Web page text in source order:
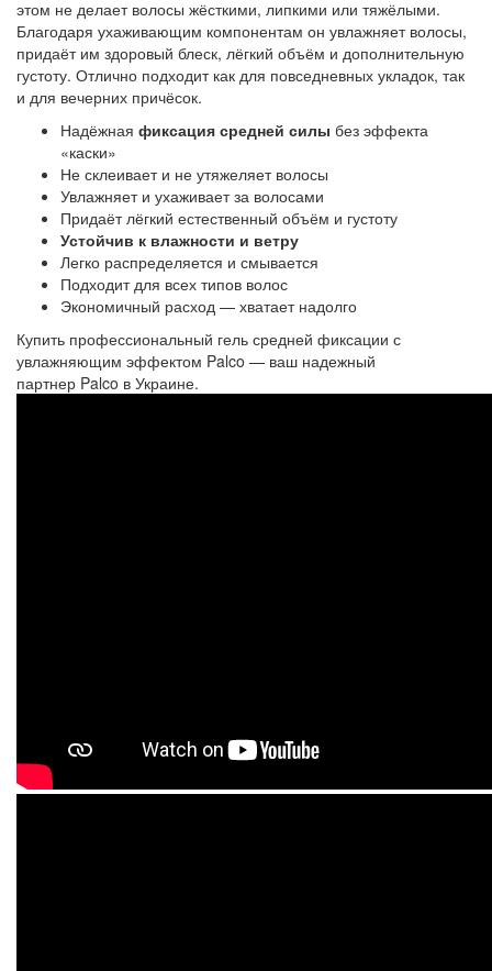
этом не делает волосы жёсткими, липкими или тяжёлыми.
Благодаря ухаживающим компонентам он увлажняет волосы,
придаёт им здоровый блеск, лёгкий объём и дополнительную
густоту. Отлично подходит как для повседневных укладок, так
и для вечерних причёсок.
Надёжная фиксация средней силы без эффекта
«каски»
Не склеивает и не утяжеляет волосы
Увлажняет и ухаживает за волосами
Придаёт лёгкий естественный объём и густоту
Устойчив к влажности и ветру
Легко распределяется и смывается
Подходит для всех типов волос
Экономичный расход — хватает надолго
Купить профессиональный гель средней фиксации с
увлажняющим эффектом Palco — ваш надежный
партнер Palco в Украине.